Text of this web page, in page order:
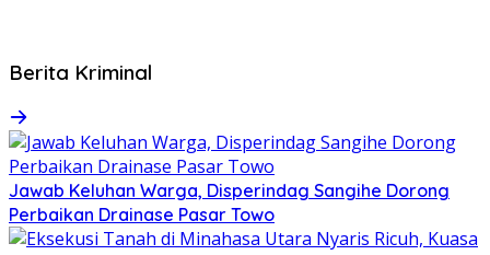
Berita Kriminal
Jawab Keluhan Warga, Disperindag Sangihe Dorong
Perbaikan Drainase Pasar Towo